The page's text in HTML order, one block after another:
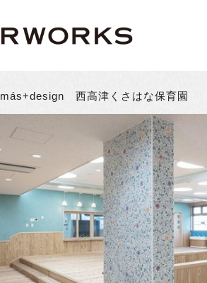
más+design 西高津くさはな保育園